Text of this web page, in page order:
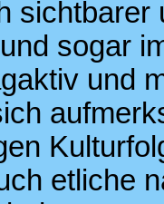
sogar
und
etliche